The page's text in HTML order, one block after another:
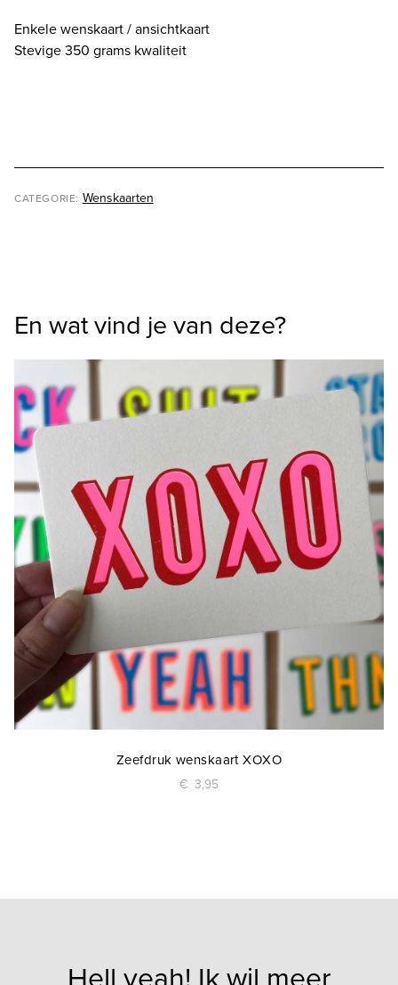
Enkele wenskaart / ansichtkaart
Stevige 350 grams kwaliteit
CATEGORIE: Wenskaarten
En wat vind je van deze?
Zeefdruk wenskaart XOXO
€ 3,95
Hell yeah! Ik wil meer